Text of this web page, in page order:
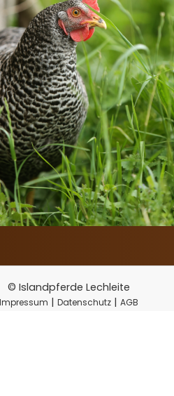
© Islandpferde Lechleite
Impressum | Datenschutz| AGB